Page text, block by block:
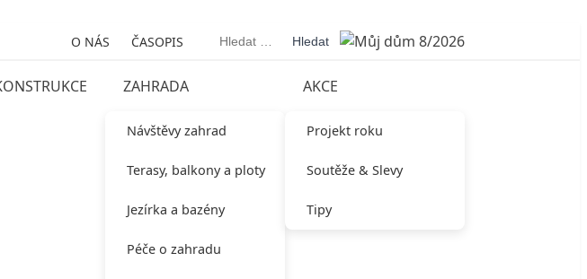
O NÁS ČASOPIS Vyhledávání
ZAHRADA
Návštěvy zahrad
Terasy, balkony a ploty
Jezírka a bazény
Péče o zahradu
AKCE
Projekt roku
Soutěže & Slevy
Tipy